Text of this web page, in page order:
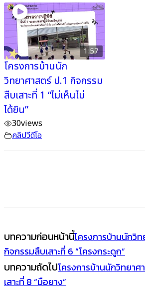
1:57
โครงการบ้านนัก
วิทยาศาสตร์ ป.1 กิจกรรม
สืบเสาะที่ 1 “ไม่เห็นไม่
ได้ยิน”
30views
คลิปวีดีโอ
บทความก่อนหน้านี้โครงการบ้านนักวิท
กิจกรรมสืบเสาะที่ 6 “โครงกระดูก”
บทความถัดไปโครงการบ้านนักวิทยาศ
เสาะที่ 8 “มือยาง”